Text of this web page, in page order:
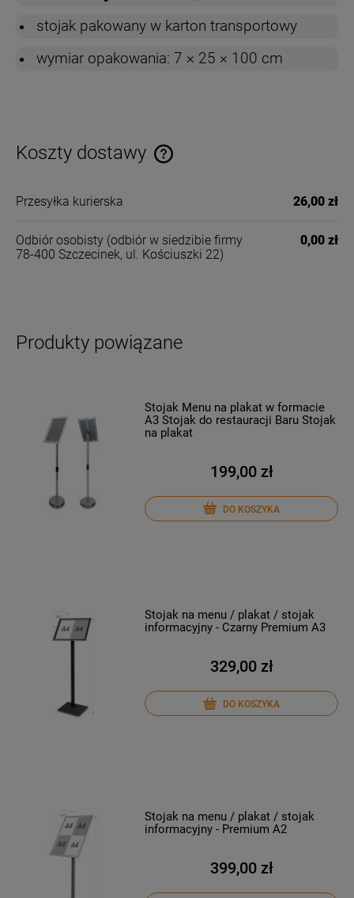
stojak pakowany w karton transportowy
wymiar opakowania: 7 × 25 × 100 cm
Koszty dostawy
Cena nie zawiera ewentualnych kosztów płatności
Przesyłka kurierska 26,00 zł
Odbiór osobisty (odbiór w siedzibie firmy
78-400 Szczecinek, ul. Kościuszki 22)
0,00 zł
Produkty powiązane
Stojak Menu na plakat w formacie
A3 Stojak do restauracji Baru Stojak
na plakat
199,00 zł
DO KOSZYKA
Stojak na menu / plakat / stojak
informacyjny - Czarny Premium A3
329,00 zł
DO KOSZYKA
Stojak na menu / plakat / stojak
informacyjny - Premium A2
399,00 zł